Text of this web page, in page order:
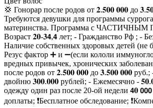
💢 Гонорар после родов от 𝟐.𝟓𝟎𝟎 𝟎𝟎𝟎 до
Требуются девушки для программы
материнства. Программа с
Возраст 𝟐𝟎-𝟑𝟰,𝟰 лет; - Гражданство Рф ; -
Наличие собственных здоровых детей (не
Резус фактор ➕ и ➖(если кололи
вредных привычек, хронических
после родов от 𝟐.𝟓𝟎𝟎 𝟎𝟎𝟎 до 𝟑.𝟓𝟎𝟎 𝟎𝟎𝟎 руб.;
двойню 𝟑𝟎𝟎.𝟎𝟎𝟎 рублей; - Ежемесячно -
одежду один раз после 20-ой недели 𝟰𝟎
доплаты; ❗Бесплатное обследование;